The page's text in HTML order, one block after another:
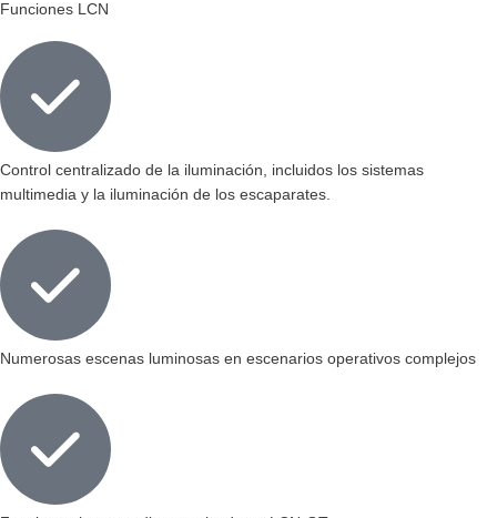
Funciones LCN
Control centralizado de la iluminación, incluidos los sistemas
multimedia y la iluminación de los escaparates.
Numerosas escenas luminosas en escenarios operativos complejos